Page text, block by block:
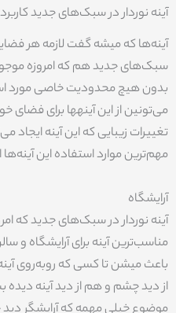
آینه نوردار در سبک‌های جدید
آینه‌ها که میشه گفت لازمه هر
سبک‌های جدید هم که امروزه
بدون هیچ محدودیت خاصی مورد
می‌تونین از این آینهها برای
تغییرات زیبایی که این آینه ایجاد
مهم‌ترین موارد استفاده این
آرایشگاه
آینه نوردار در سبک‌های جدید که
مناسب‌ترین آینه برای آرایشگاه و
باعث میشن تا کسی که روبه‌روی
از دید چشم و هم از دید آینه دیده
موضوع خیلی مهمه که آرایشگر